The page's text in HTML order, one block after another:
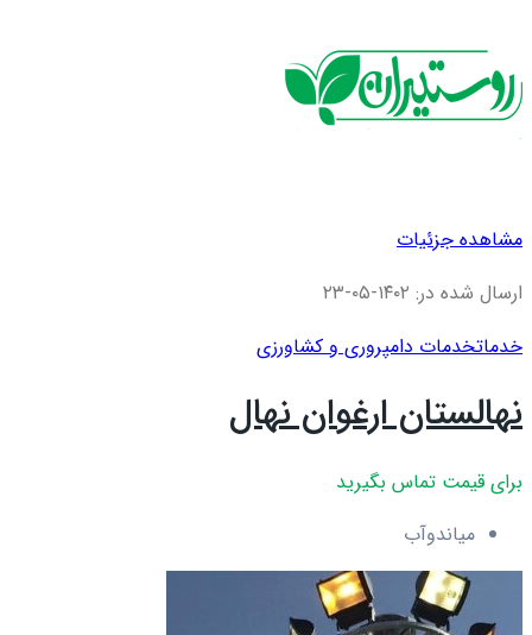
مشاهده جزئیات
ارسال شده در: ۱۴۰۲-۰۵-۲۳
خدماتخدمات دامپروری و کشاورزی
نهالستان ارغوان نهال
برای قیمت تماس بگیرید
میاندوآب